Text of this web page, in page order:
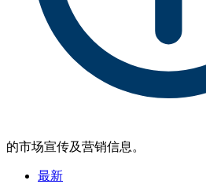
的市场宣传及营销信息。
最新